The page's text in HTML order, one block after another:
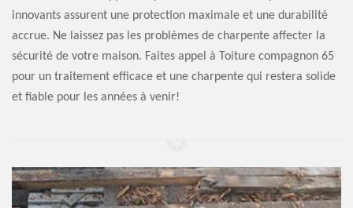
innovants assurent une protection maximale et une durabilité
accrue. Ne laissez pas les problèmes de charpente affecter la
sécurité de votre maison. Faites appel à Toiture compagnon 65
pour un traitement efficace et une charpente qui restera solide
et fiable pour les années à venir!